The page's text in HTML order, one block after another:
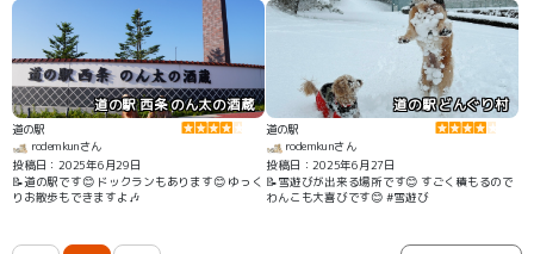
道の駅 西条 のん太の酒蔵
道の駅
rodemkunさん
投稿日：2025年6月29日
📝道の駅です😊 ドックランもあります😊 ゆっく
りお散歩もできますよ🎶
道の駅 どんぐり村
道の駅
rodemkunさん
投稿日：2025年6月27日
📝雪遊びが出来る場所です😊 すごく積もるので
わんこも大喜びです😊 #雪遊び